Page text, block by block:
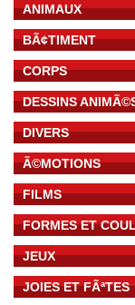
ANIMAUX
BÃ¢TIMENT
CORPS
DESSINS
DIVERS
Ã©MOTIONS
FILMS
FORMES ET
JEUX
JOIES ET FÃªTES